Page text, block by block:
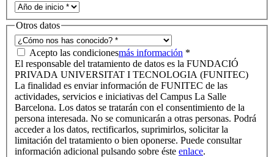
Otros datos
Acepto las condicionesmás información *
El responsable del tratamiento de datos es la FUNDACIÓ
PRIVADA UNIVERSITAT I TECNOLOGIA (FUNITEC)
La finalidad es enviar información de FUNITEC de las
actividades, servicios e iniciativas del Campus La Salle
Barcelona. Los datos se tratarán con el consentimiento de la
persona interesada. No se comunicarán a otras personas. Podrá
acceder a los datos, rectificarlos, suprimirlos, solicitar la
limitación del tratamiento o bien oponerse. Puede consultar
información adicional pulsando sobre éste enlace.